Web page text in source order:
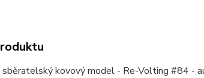
sběratelský kovový model - Re-Volting #84 -